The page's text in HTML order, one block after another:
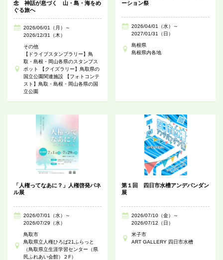
念 神話が息づく 山・島・海をめ
ぐる旅へ
2026/06/01（月）～
2026/12/31（木）
その他
【ドライブスタンプラリー】鳥
取・島根・岡山各県のスタンプス
ポット 【クイズラリー】鳥取県の
国立公園関連施設 【フォトコンテ
スト】鳥取・島根・岡山各県の国
立公園
ーション祭
2026/04/01（水）～
2027/01/31（日）
島根県
島根県内各地
「人権ってなあに？」人権啓発パネ
ル展
2026/07/01（水）～
2026/07/29（水）
鳥取市
鳥取県立人権ひろば21ふらっと
（鳥取県立生涯学習センター（県
民ふれあい会館）２F）
第１回 四日市水槽アンデパンダン
展
2026/07/10（金）～
2026/07/12（日）
米子市
ART GALLERY 四日市水槽